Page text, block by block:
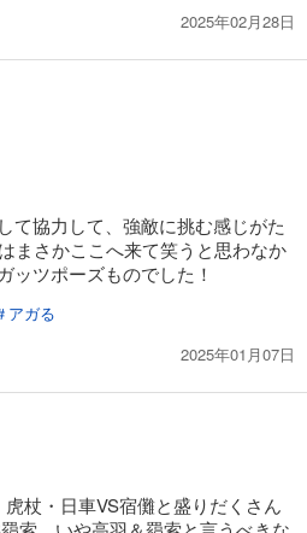
2025年02月28日
て協力して、強敵に挑む感じがた
まさかここへ来て笑うと思わなか
ッツポーズものでした！
アガる
2025年01月07日
杖・日車VS宿儺と盛りだくさん